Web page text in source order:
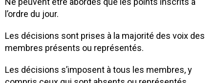
l’ordre du jour.
Les décisions sont prises à la majorité des voix des
membres présents ou représentés.
Les décisions s’imposent à tous les membres, y